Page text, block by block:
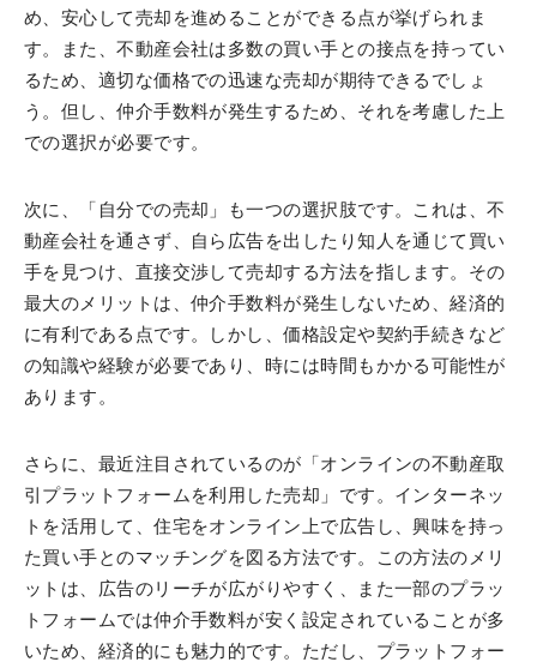
め、安心して売却を進めることができる点が挙げられま
す。また、不動産会社は多数の買い手との接点を持ってい
るため、適切な価格での迅速な売却が期待できるでしょ
う。但し、仲介手数料が発生するため、それを考慮した上
での選択が必要です。
次に、「自分での売却」も一つの選択肢です。これは、不
動産会社を通さず、自ら広告を出したり知人を通じて買い
手を見つけ、直接交渉して売却する方法を指します。その
最大のメリットは、仲介手数料が発生しないため、経済的
に有利である点です。しかし、価格設定や契約手続きなど
の知識や経験が必要であり、時には時間もかかる可能性が
あります。
さらに、最近注目されているのが「オンラインの不動産取
引プラットフォームを利用した売却」です。インターネッ
トを活用して、住宅をオンライン上で広告し、興味を持っ
た買い手とのマッチングを図る方法です。この方法のメリ
ットは、広告のリーチが広がりやすく、また一部のプラッ
トフォームでは仲介手数料が安く設定されていることが多
いため、経済的にも魅力的です。ただし、プラットフォー